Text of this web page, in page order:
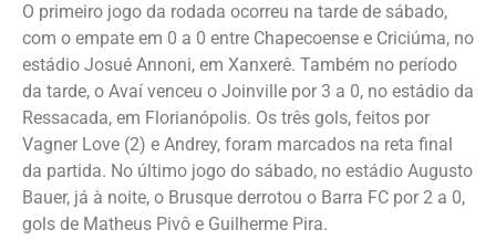
O primeiro jogo da rodada ocorreu na tarde de sábado,
com o empate em 0 a 0 entre Chapecoense e Criciúma, no
estádio Josué Annoni, em Xanxerê. Também no período
da tarde, o Avaí venceu o Joinville por 3 a 0, no estádio da
Ressacada, em Florianópolis. Os três gols, feitos por
Vagner Love (2) e Andrey, foram marcados na reta final
da partida. No último jogo do sábado, no estádio Augusto
Bauer, já à noite, o Brusque derrotou o Barra FC por 2 a 0,
gols de Matheus Pivô e Guilherme Pira.